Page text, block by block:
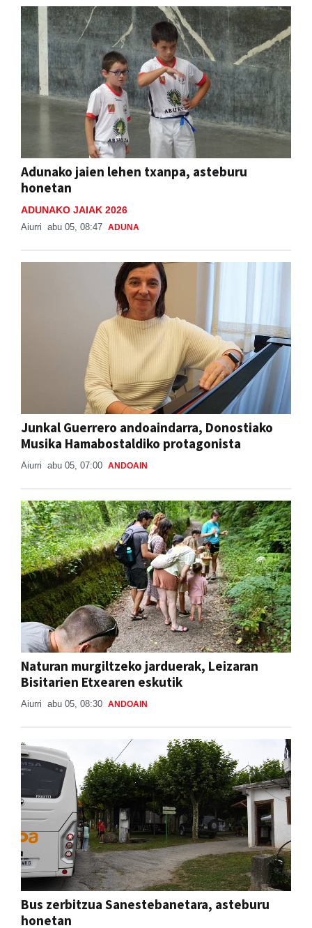
Adunako jaien lehen txanpa, asteburu
honetan
ADUNAKO JAIAK 2026
Aiurri abu 05, 08:47 ADUNA
Junkal Guerrero andoaindarra, Donostiako
Musika Hamabostaldiko protagonista
Aiurri abu 05, 07:00 ANDOAIN
Naturan murgiltzeko jarduerak, Leizaran
Bisitarien Etxearen eskutik
Aiurri abu 05, 08:30 ANDOAIN
Bus zerbitzua Sanestebanetara, asteburu
honetan